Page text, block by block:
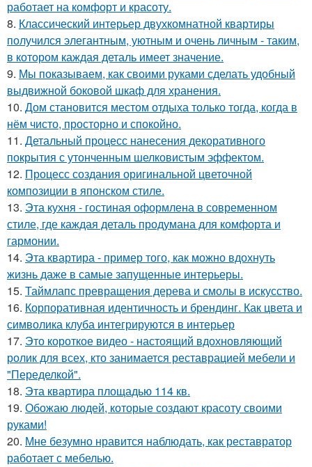
работает на комфорт и красоту.
8. Классический интерьер двухкомнатной квартиры
получился элегантным, уютным и очень личным - таким,
в котором каждая деталь имеет значение.
9. Мы показываем, как своими руками сделать удобный
выдвижной боковой шкаф для хранения.
10. Дом становится местом отдыха только тогда, когда в
нём чисто, просторно и спокойно.
11. Детальный процесс нанесения декоративного
покрытия с утонченным шелковистым эффектом.
12. Процесс создания оригинальной цветочной
композиции в японском стиле.
13. Эта кухня - гостиная оформлена в современном
стиле, где каждая деталь продумана для комфорта и
гармонии.
14. Эта квартира - пример того, как можно вдохнуть
жизнь даже в самые запущенные интерьеры.
15. Таймлапс превращения дерева и смолы в искусство.
16. Корпоративная идентичность и брендинг. Как цвета и
символика клуба интегрируются в интерьер
17. Это короткое видео - настоящий вдохновляющий
ролик для всех, кто занимается реставрацией мебели и
"Переделкой".
18. Эта квартира площадью 114 кв.
19. Обожаю людей, которые создают красоту своими
руками!
20. Мне безумно нравится наблюдать, как реставратор
работает с мебелью.